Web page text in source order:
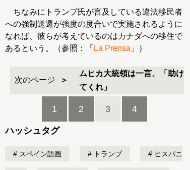
ちなみにトランプ氏が言及している違法移民者
への強制送還が強度の度合いで実施されるように
なれば、彼らが考えているのはカナダへの移住で
あるという。（参照：「 La Prensa 」）
次のページ
ムヒカ大統領は一言、「助け
てくれ」
1 2 3 4
ハッシュタグ
スペイン語圏 トランプ ヒスパニ